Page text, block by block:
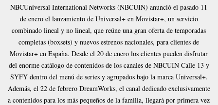
NBCUniversal International Networks (NBCUIN) anunció el pasado 11
de enero el lanzamiento de Universal+ en Movistar+, un servicio
combinado lineal y no lineal, que reúne una gran oferta de temporadas
completas (boxsets) y nuevos estrenos nacionales, para clientes de
Movistar+ en España. Desde el 20 de enero los clientes pueden disfrutar
del enorme catálogo de contenidos de los canales de NBCUIN Calle 13 y
SYFY dentro del menú de series y agrupados bajo la marca Universal+.
Además, el 22 de febrero DreamWorks, el canal dedicado exclusivamente
a contenidos para los más pequeños de la familia, llegará por primera vez